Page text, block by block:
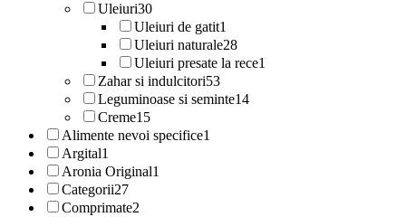
Uleiuri30
Uleiuri de gatit1
Uleiuri naturale28
Uleiuri presate la rece1
Zahar si indulcitori53
Leguminoase si seminte14
Creme15
Alimente nevoi specifice1
Argital1
Aronia Original1
Categorii27
Comprimate2